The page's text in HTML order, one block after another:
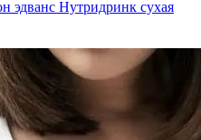
эдванс Нутридринк сухая